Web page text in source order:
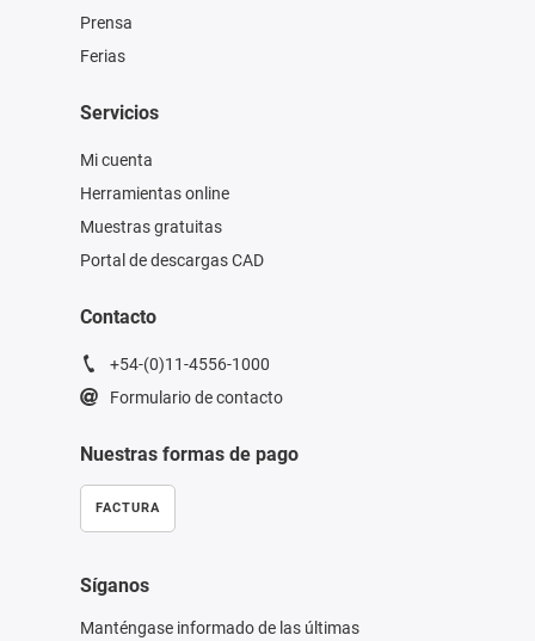
Prensa
Ferias
Servicios
Mi cuenta
Herramientas online
Muestras gratuitas
Portal de descargas CAD
Contacto
+54-(0)11-4556-1000
Formulario de contacto
Nuestras formas de pago
FACTURA
Síganos
Manténgase informado de las últimas